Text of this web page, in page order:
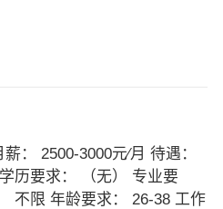
： 2500-3000元∕月 待遇：
历要求： （无） 专业要
不限 年龄要求： 26-38 工作